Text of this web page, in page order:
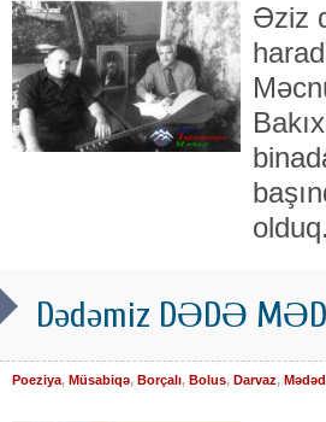
Əziz
Dədəmiz DƏDƏ
Poeziya, Müsabiqə, Borçalı, Bolus, Darvaz,